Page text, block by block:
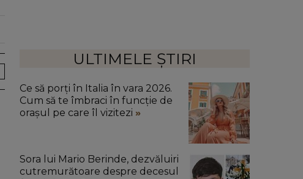
ULTIMELE ȘTIRI
Ce să porți în Italia în vara 2026.
Cum să te îmbraci în funcție de
orașul pe care îl vizitezi
Sora lui Mario Berinde, dezvăluiri
cutremurătoare despre decesul